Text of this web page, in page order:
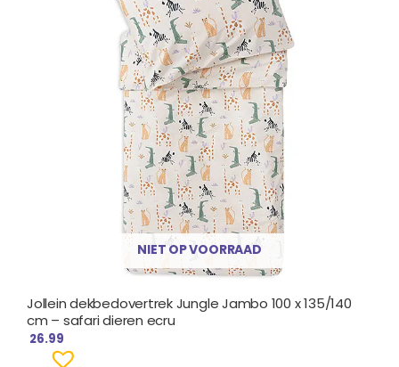
NIET OP VOORRAAD
Jollein dekbedovertrek Jungle Jambo 100 x 135/140
cm – safari dieren ecru
26.99